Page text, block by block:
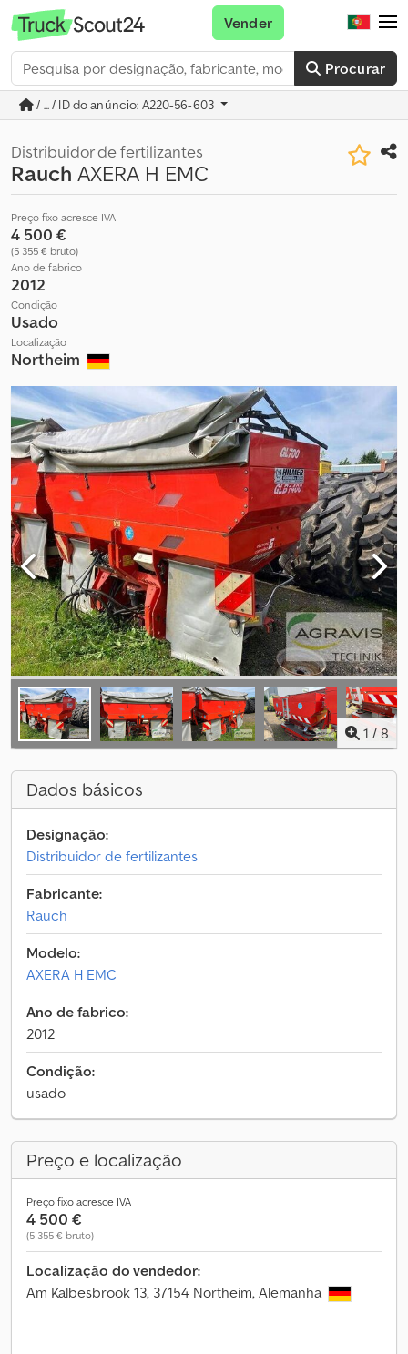
Procurar
Vender
/ ... / ID do anúncio: A220-56-603
Distribuidor de fertilizantes
Rauch AXERA H EMC
Preço fixo acresce IVA
4 500 €
(5 355 € bruto)
Ano de fabrico
2012
Condição
Usado
Localização
Northeim
1 / 8
Dados básicos
Designação:
Distribuidor de fertilizantes
Fabricante:
Rauch
Modelo:
AXERA H EMC
Ano de fabrico:
2012
Condição:
usado
Preço e localização
Preço fixo acresce IVA
4 500 €
(5 355 € bruto)
Localização do vendedor:
Am Kalbesbrook 13, 37154 Northeim, Alemanha